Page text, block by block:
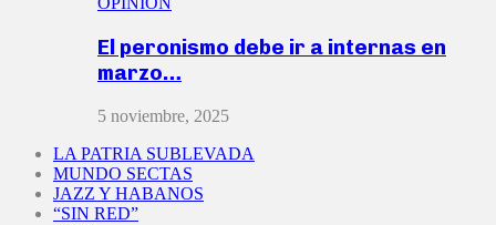
El peronismo debe ir a internas en
marzo…
5 noviembre, 2025
LA PATRIA SUBLEVADA
MUNDO SECTAS
JAZZ Y HABANOS
“SIN RED”